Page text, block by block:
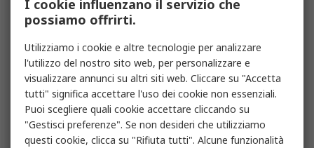
I cookie influenzano il servizio che
possiamo offrirti.
Utilizziamo i cookie e altre tecnologie per analizzare
l'utilizzo del nostro sito web, per personalizzare e
visualizzare annunci su altri siti web. Cliccare su "Accetta
tutti" significa accettare l'uso dei cookie non essenziali.
Puoi scegliere quali cookie accettare cliccando su
"Gestisci preferenze". Se non desideri che utilizziamo
questi cookie, clicca su "Rifiuta tutti". Alcune funzionalità